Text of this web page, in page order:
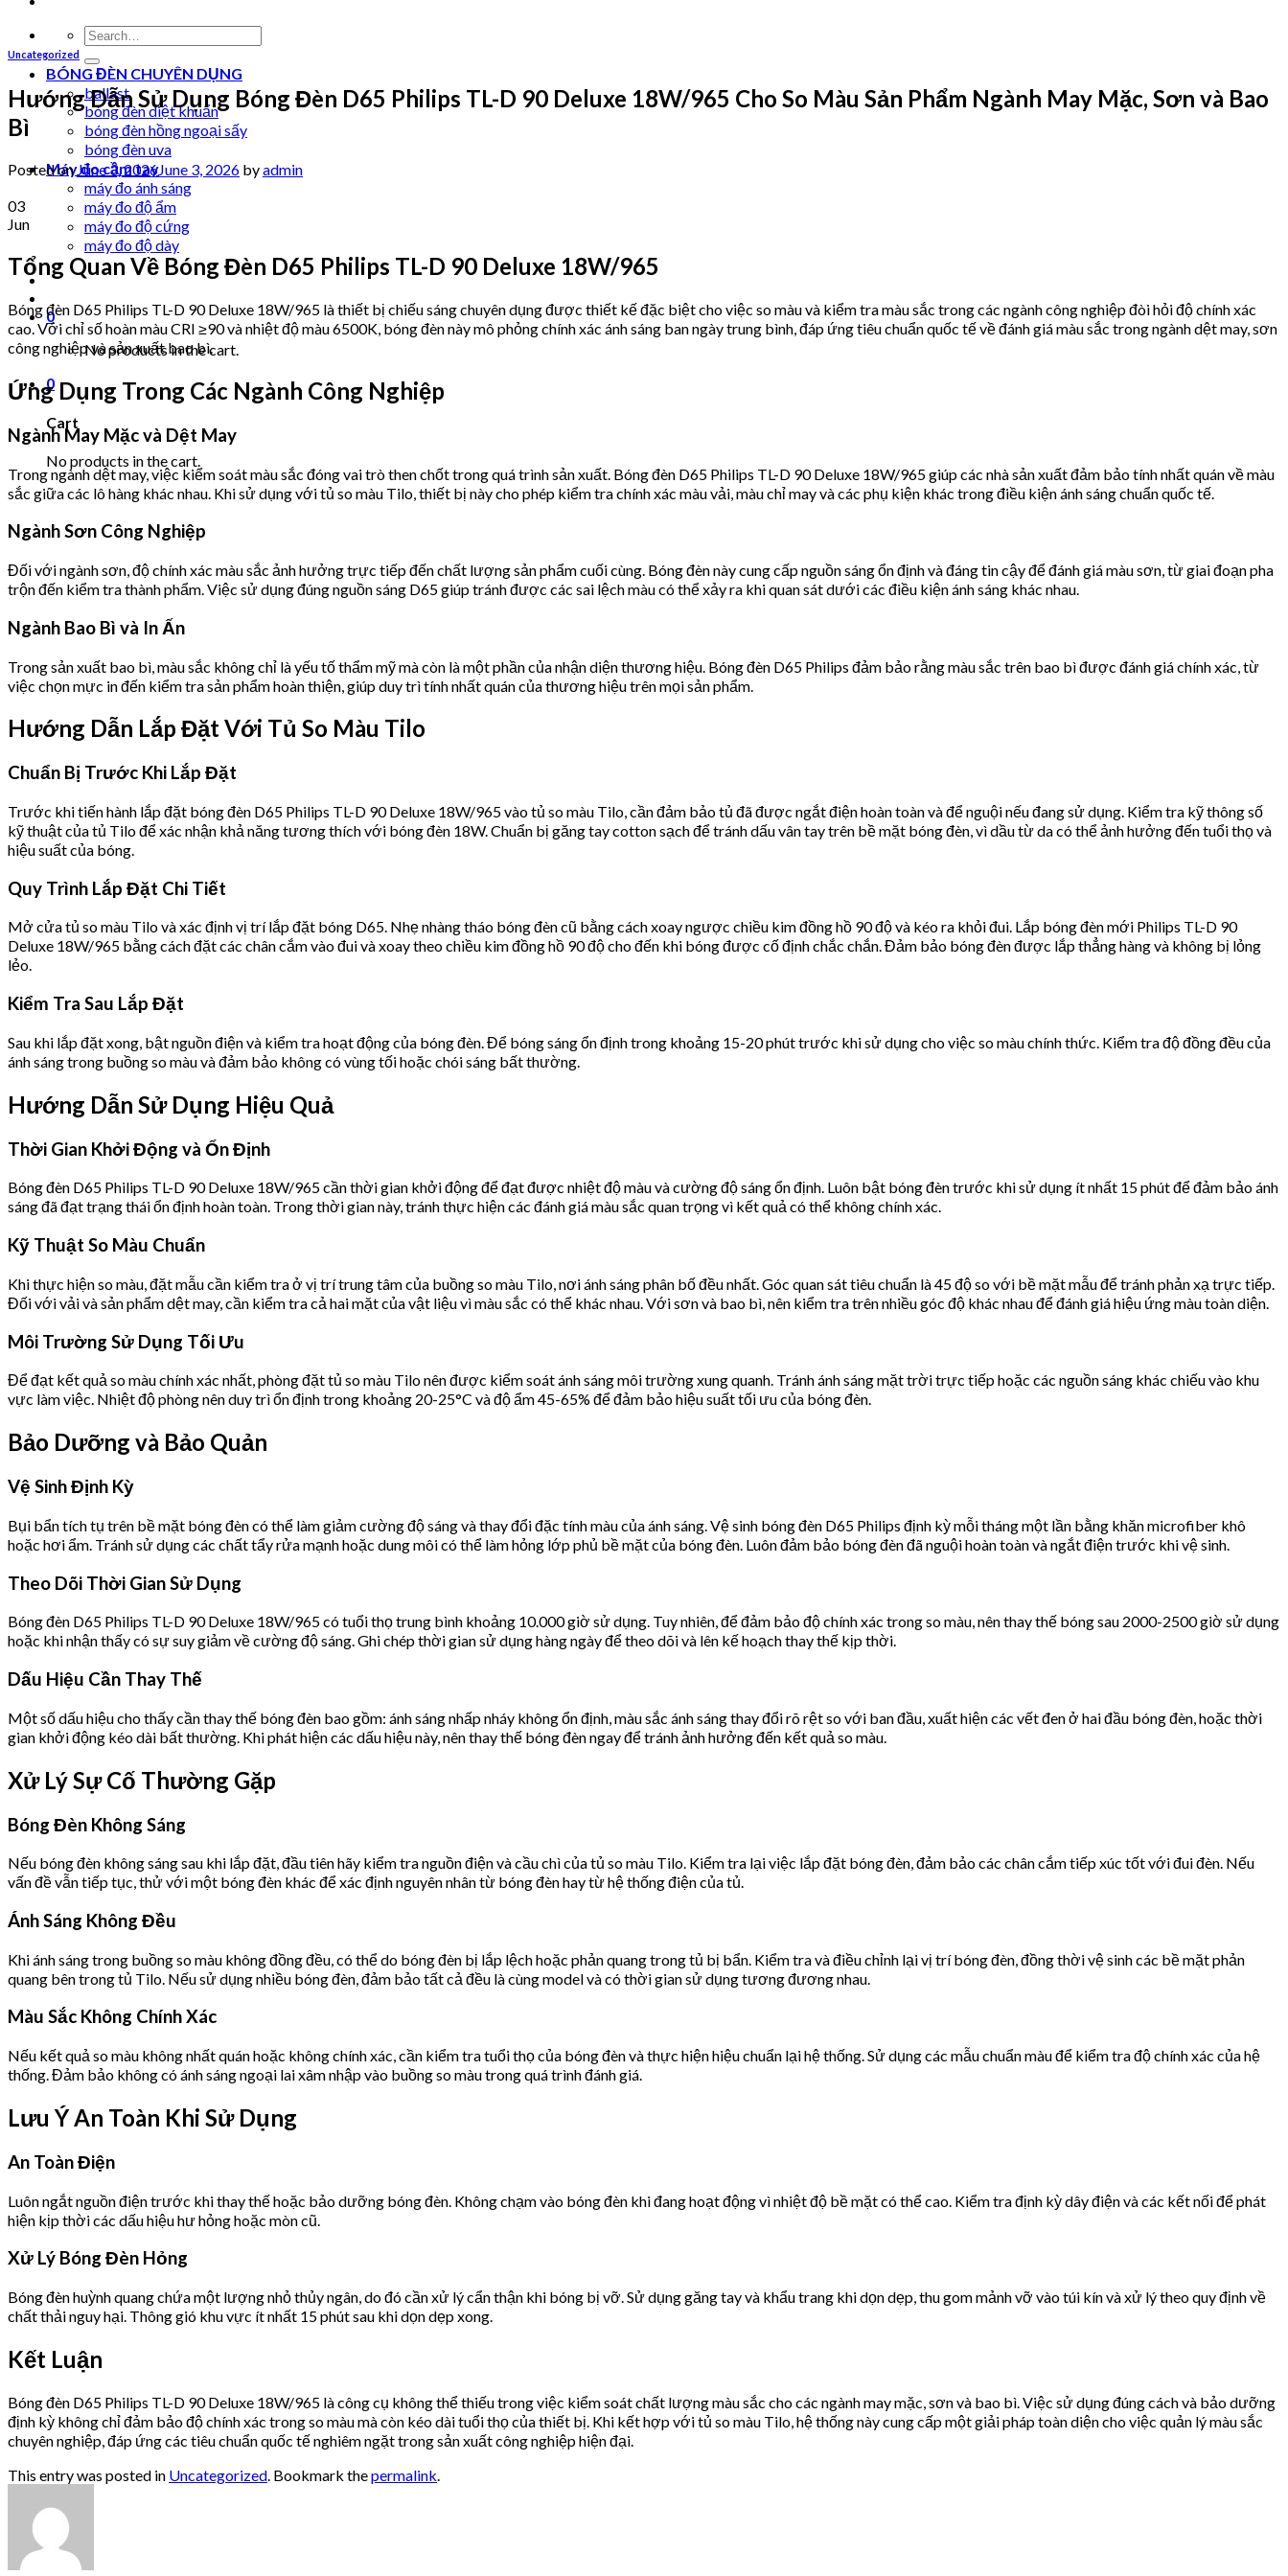
Search
for:
BÓNG ĐÈN CHUYÊN DỤNG
ballast
bóng đèn diệt khuẩn
bóng đèn hồng ngoại sấy
bóng đèn uva
Máy đo cầm tay
máy đo ánh sáng
máy đo độ ẩm
máy đo độ cứng
máy đo độ dày
0
No products in the cart.
0
Cart
No products in the cart.
Uncategorized
Hướng Dẫn Sử Dụng Bóng Đèn D65 Philips TL-D 90 Deluxe 18W/965 Cho So Màu Sản Phẩm Ngành May Mặc, Sơn và Bao
Bì
Posted onJune 3, 2026June 3, 2026 byadmin
03
Jun
Tổng Quan Về Bóng Đèn D65 Philips TL-D 90 Deluxe 18W/965
Bóng đèn D65 Philips TL-D 90 Deluxe 18W/965 là thiết bị chiếu sáng chuyên dụng được thiết kế đặc biệt cho việc so màu và kiểm tra màu sắc trong các ngành công nghiệp đòi hỏi độ chính xác
cao. Với chỉ số hoàn màu CRI ≥90 và nhiệt độ màu 6500K, bóng đèn này mô phỏng chính xác ánh sáng ban ngày trung bình, đáp ứng tiêu chuẩn quốc tế về đánh giá màu sắc trong ngành dệt may, sơn
công nghiệp và sản xuất bao bì.
Ứng Dụng Trong Các Ngành Công Nghiệp
Ngành May Mặc và Dệt May
Trong ngành dệt may, việc kiểm soát màu sắc đóng vai trò then chốt trong quá trình sản xuất. Bóng đèn D65 Philips TL-D 90 Deluxe 18W/965 giúp các nhà sản xuất đảm bảo tính nhất quán về màu
sắc giữa các lô hàng khác nhau. Khi sử dụng với tủ so màu Tilo, thiết bị này cho phép kiểm tra chính xác màu vải, màu chỉ may và các phụ kiện khác trong điều kiện ánh sáng chuẩn quốc tế.
Ngành Sơn Công Nghiệp
Đối với ngành sơn, độ chính xác màu sắc ảnh hưởng trực tiếp đến chất lượng sản phẩm cuối cùng. Bóng đèn này cung cấp nguồn sáng ổn định và đáng tin cậy để đánh giá màu sơn, từ giai đoạn pha
trộn đến kiểm tra thành phẩm. Việc sử dụng đúng nguồn sáng D65 giúp tránh được các sai lệch màu có thể xảy ra khi quan sát dưới các điều kiện ánh sáng khác nhau.
Ngành Bao Bì và In Ấn
Trong sản xuất bao bì, màu sắc không chỉ là yếu tố thẩm mỹ mà còn là một phần của nhận diện thương hiệu. Bóng đèn D65 Philips đảm bảo rằng màu sắc trên bao bì được đánh giá chính xác, từ
việc chọn mực in đến kiểm tra sản phẩm hoàn thiện, giúp duy trì tính nhất quán của thương hiệu trên mọi sản phẩm.
Hướng Dẫn Lắp Đặt Với Tủ So Màu Tilo
Chuẩn Bị Trước Khi Lắp Đặt
Trước khi tiến hành lắp đặt bóng đèn D65 Philips TL-D 90 Deluxe 18W/965 vào tủ so màu Tilo, cần đảm bảo tủ đã được ngắt điện hoàn toàn và để nguội nếu đang sử dụng. Kiểm tra kỹ thông số
kỹ thuật của tủ Tilo để xác nhận khả năng tương thích với bóng đèn 18W. Chuẩn bị găng tay cotton sạch để tránh dấu vân tay trên bề mặt bóng đèn, vì dầu từ da có thể ảnh hưởng đến tuổi thọ và
hiệu suất của bóng.
Quy Trình Lắp Đặt Chi Tiết
Mở cửa tủ so màu Tilo và xác định vị trí lắp đặt bóng D65. Nhẹ nhàng tháo bóng đèn cũ bằng cách xoay ngược chiều kim đồng hồ 90 độ và kéo ra khỏi đui. Lắp bóng đèn mới Philips TL-D 90
Deluxe 18W/965 bằng cách đặt các chân cắm vào đui và xoay theo chiều kim đồng hồ 90 độ cho đến khi bóng được cố định chắc chắn. Đảm bảo bóng đèn được lắp thẳng hàng và không bị lỏng
lẻo.
Kiểm Tra Sau Lắp Đặt
Sau khi lắp đặt xong, bật nguồn điện và kiểm tra hoạt động của bóng đèn. Để bóng sáng ổn định trong khoảng 15-20 phút trước khi sử dụng cho việc so màu chính thức. Kiểm tra độ đồng đều của
ánh sáng trong buồng so màu và đảm bảo không có vùng tối hoặc chói sáng bất thường.
Hướng Dẫn Sử Dụng Hiệu Quả
Thời Gian Khởi Động và Ổn Định
Bóng đèn D65 Philips TL-D 90 Deluxe 18W/965 cần thời gian khởi động để đạt được nhiệt độ màu và cường độ sáng ổn định. Luôn bật bóng đèn trước khi sử dụng ít nhất 15 phút để đảm bảo ánh
sáng đã đạt trạng thái ổn định hoàn toàn. Trong thời gian này, tránh thực hiện các đánh giá màu sắc quan trọng vì kết quả có thể không chính xác.
Kỹ Thuật So Màu Chuẩn
Khi thực hiện so màu, đặt mẫu cần kiểm tra ở vị trí trung tâm của buồng so màu Tilo, nơi ánh sáng phân bố đều nhất. Góc quan sát tiêu chuẩn là 45 độ so với bề mặt mẫu để tránh phản xạ trực tiếp.
Đối với vải và sản phẩm dệt may, cần kiểm tra cả hai mặt của vật liệu vì màu sắc có thể khác nhau. Với sơn và bao bì, nên kiểm tra trên nhiều góc độ khác nhau để đánh giá hiệu ứng màu toàn diện.
Môi Trường Sử Dụng Tối Ưu
Để đạt kết quả so màu chính xác nhất, phòng đặt tủ so màu Tilo nên được kiểm soát ánh sáng môi trường xung quanh. Tránh ánh sáng mặt trời trực tiếp hoặc các nguồn sáng khác chiếu vào khu
vực làm việc. Nhiệt độ phòng nên duy trì ổn định trong khoảng 20-25°C và độ ẩm 45-65% để đảm bảo hiệu suất tối ưu của bóng đèn.
Bảo Dưỡng và Bảo Quản
Vệ Sinh Định Kỳ
Bụi bẩn tích tụ trên bề mặt bóng đèn có thể làm giảm cường độ sáng và thay đổi đặc tính màu của ánh sáng. Vệ sinh bóng đèn D65 Philips định kỳ mỗi tháng một lần bằng khăn microfiber khô
hoặc hơi ẩm. Tránh sử dụng các chất tẩy rửa mạnh hoặc dung môi có thể làm hỏng lớp phủ bề mặt của bóng đèn. Luôn đảm bảo bóng đèn đã nguội hoàn toàn và ngắt điện trước khi vệ sinh.
Theo Dõi Thời Gian Sử Dụng
Bóng đèn D65 Philips TL-D 90 Deluxe 18W/965 có tuổi thọ trung bình khoảng 10.000 giờ sử dụng. Tuy nhiên, để đảm bảo độ chính xác trong so màu, nên thay thế bóng sau 2000-2500 giờ sử dụng
hoặc khi nhận thấy có sự suy giảm về cường độ sáng. Ghi chép thời gian sử dụng hàng ngày để theo dõi và lên kế hoạch thay thế kịp thời.
Dấu Hiệu Cần Thay Thế
Một số dấu hiệu cho thấy cần thay thế bóng đèn bao gồm: ánh sáng nhấp nháy không ổn định, màu sắc ánh sáng thay đổi rõ rệt so với ban đầu, xuất hiện các vết đen ở hai đầu bóng đèn, hoặc thời
gian khởi động kéo dài bất thường. Khi phát hiện các dấu hiệu này, nên thay thế bóng đèn ngay để tránh ảnh hưởng đến kết quả so màu.
Xử Lý Sự Cố Thường Gặp
Bóng Đèn Không Sáng
Nếu bóng đèn không sáng sau khi lắp đặt, đầu tiên hãy kiểm tra nguồn điện và cầu chì của tủ so màu Tilo. Kiểm tra lại việc lắp đặt bóng đèn, đảm bảo các chân cắm tiếp xúc tốt với đui đèn. Nếu
vấn đề vẫn tiếp tục, thử với một bóng đèn khác để xác định nguyên nhân từ bóng đèn hay từ hệ thống điện của tủ.
Ánh Sáng Không Đều
Khi ánh sáng trong buồng so màu không đồng đều, có thể do bóng đèn bị lắp lệch hoặc phản quang trong tủ bị bẩn. Kiểm tra và điều chỉnh lại vị trí bóng đèn, đồng thời vệ sinh các bề mặt phản
quang bên trong tủ Tilo. Nếu sử dụng nhiều bóng đèn, đảm bảo tất cả đều là cùng model và có thời gian sử dụng tương đương nhau.
Màu Sắc Không Chính Xác
Nếu kết quả so màu không nhất quán hoặc không chính xác, cần kiểm tra tuổi thọ của bóng đèn và thực hiện hiệu chuẩn lại hệ thống. Sử dụng các mẫu chuẩn màu để kiểm tra độ chính xác của hệ
thống. Đảm bảo không có ánh sáng ngoại lai xâm nhập vào buồng so màu trong quá trình đánh giá.
Lưu Ý An Toàn Khi Sử Dụng
An Toàn Điện
Luôn ngắt nguồn điện trước khi thay thế hoặc bảo dưỡng bóng đèn. Không chạm vào bóng đèn khi đang hoạt động vì nhiệt độ bề mặt có thể cao. Kiểm tra định kỳ dây điện và các kết nối để phát
hiện kịp thời các dấu hiệu hư hỏng hoặc mòn cũ.
Xử Lý Bóng Đèn Hỏng
Bóng đèn huỳnh quang chứa một lượng nhỏ thủy ngân, do đó cần xử lý cẩn thận khi bóng bị vỡ. Sử dụng găng tay và khẩu trang khi dọn dẹp, thu gom mảnh vỡ vào túi kín và xử lý theo quy định về
chất thải nguy hại. Thông gió khu vực ít nhất 15 phút sau khi dọn dẹp xong.
Kết Luận
Bóng đèn D65 Philips TL-D 90 Deluxe 18W/965 là công cụ không thể thiếu trong việc kiểm soát chất lượng màu sắc cho các ngành may mặc, sơn và bao bì. Việc sử dụng đúng cách và bảo dưỡng
định kỳ không chỉ đảm bảo độ chính xác trong so màu mà còn kéo dài tuổi thọ của thiết bị. Khi kết hợp với tủ so màu Tilo, hệ thống này cung cấp một giải pháp toàn diện cho việc quản lý màu sắc
chuyên nghiệp, đáp ứng các tiêu chuẩn quốc tế nghiêm ngặt trong sản xuất công nghiệp hiện đại.
This entry was posted in Uncategorized. Bookmark thepermalink.